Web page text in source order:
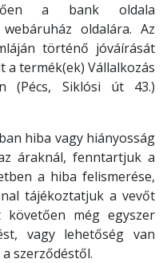
a bank oldala
oldalára. Az
történő jóváírását
a termék(ek) Vállalkozás
(Pécs, Siklósi út 43.)
hiba vagy hiányosság
áraknál, fenntartjuk a
a hiba felismerése,
tájékoztatjuk a vevőt
még egyszer
vagy lehetőség van
szerződéstől.